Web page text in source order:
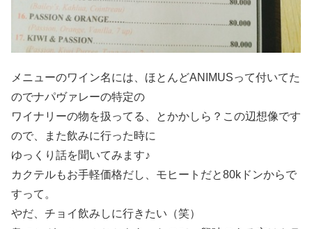
メニューのワイン名には、ほとんどANIMUSって付いてた
のでナパヴァレーの特定の
ワイナリーの物を扱ってる、とかかしら？この辺想像です
ので、また飲みに行った時に
ゆっくり話を聞いてみます♪
カクテルもお手軽価格だし、モヒートだと80kドンからで
すって。
やだ、チョイ飲みしに行きたい（笑）